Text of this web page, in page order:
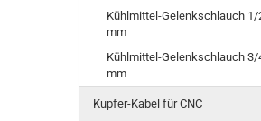
Kühlmittel-Gelenkschlauch 1/
mm
Kühlmittel-Gelenkschlauch 3/
mm
Kupfer-Kabel für CNC